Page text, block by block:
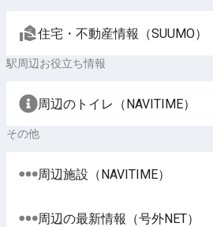
住宅・不動産情報（SUUMO）
駅周辺お役立ち情報
周辺のトイレ（NAVITIME）
その他
周辺施設（NAVITIME）
周辺の最新情報（号外NET）